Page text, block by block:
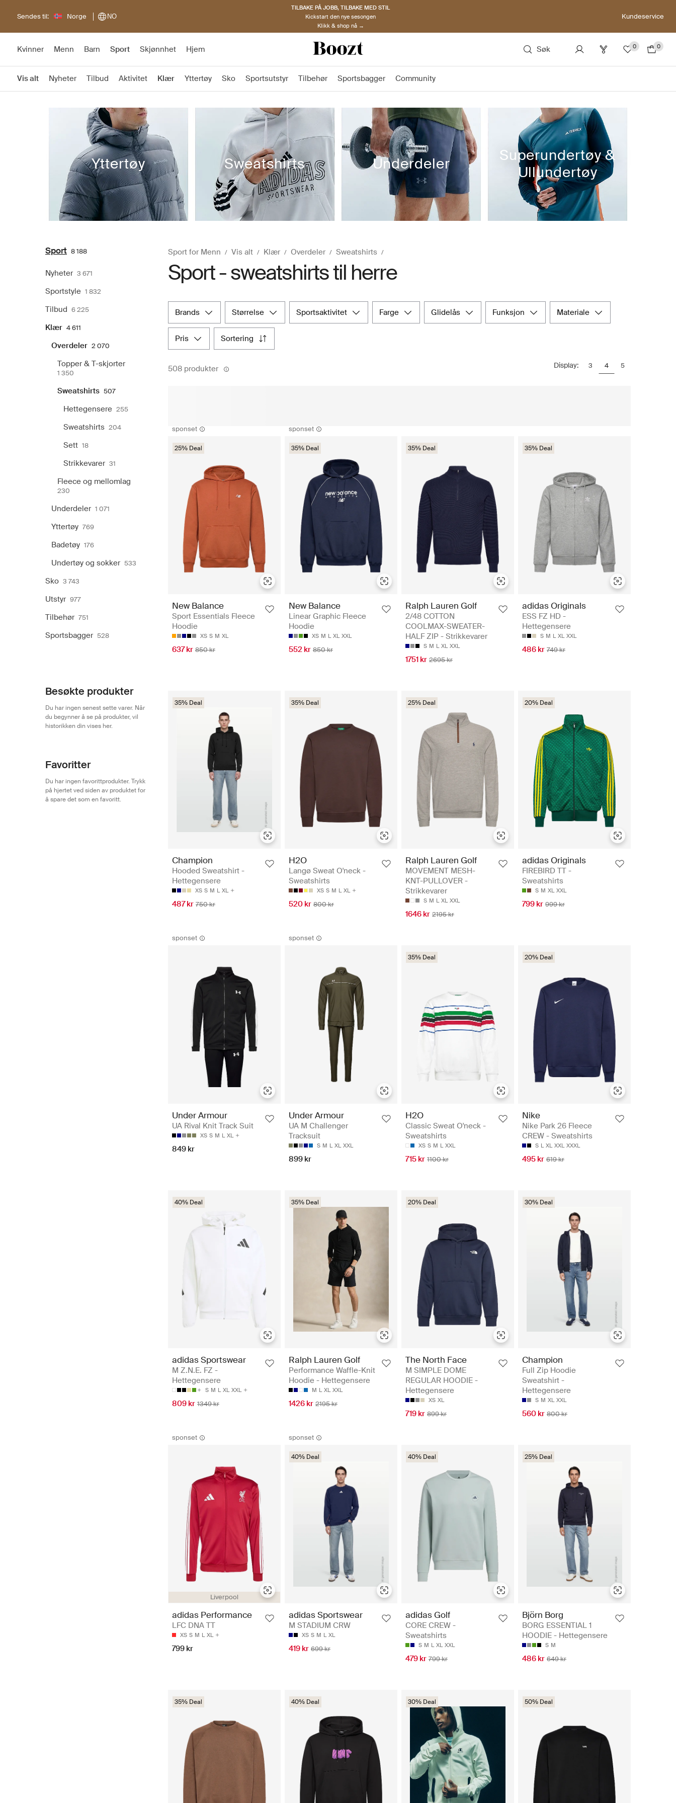
Sendes til: Norge NO
TILBAKE PÅ JOBB, TILBAKE MED STIL
Kickstart den nye sesongen
Klikk & shop nå →
Kundeservice
Kvinner Menn Barn Sport Skjønnhet Hjem Søk 0 0
Vis alt Nyheter Tilbud Aktivitet Klær Yttertøy Sko Sportsutstyr Tilbehør Sportsbagger Community
Yttertøy Sweatshirts Underdeler
Superundertøy &
Ullundertøy
Sport 8 188
Nyheter 3 671
Sportstyle 1 832
Tilbud 6 225
Klær 4 611
Overdeler 2 070
Topper & T-skjorter
1 350
Sweatshirts 507
Hettegensere 255
Sweatshirts 204
Sett 18
Strikkevarer 31
Fleece og mellomlag
230
Underdeler 1 071
Yttertøy 769
Badetøy 176
Undertøy og sokker 533
Sko 3 743
Utstyr 977
Tilbehør 751
Sportsbagger 528
Besøkte produkter
Du har ingen senest sette varer. Når
du begynner å se på produkter, vil
historikken din vises her.
Favoritter
Du har ingen favorittprodukter. Trykk
på hjertet ved siden av produktet for
å spare det som en favoritt.
Sport for Menn Vis alt Klær Overdeler Sweatshirts
Sport - sweatshirts til herre
brands størrelse sportsaktivitet farge glidelås funksjon materiale
pris sortering
508 produkter Display: 3 4 5
sponset
25% Deal
New Balance
Sport Essentials Fleece
Hoodie
XS S M XL
637 kr 850 kr
sponset
35% Deal
New Balance
Linear Graphic Fleece
Hoodie
XS M L XL XXL
552 kr 850 kr
35% Deal
Ralph Lauren Golf
2/48 COTTON
COOLMAX-SWEATER-
HALF ZIP - Strikkevarer
S M L XL XXL
1751 kr 2695 kr
35% Deal
adidas Originals
ESS FZ HD -
Hettegensere
S M L XL XXL
486 kr 749 kr
35% Deal
Champion
Hooded Sweatshirt -
Hettegensere
XS S M L XL
487 kr 750 kr
35% Deal
H2O
Langø Sweat O'neck -
Sweatshirts
XS S M L XL
520 kr 800 kr
25% Deal
Ralph Lauren Golf
MOVEMENT MESH-
KNT-PULLOVER -
Strikkevarer
S M L XL XXL
1646 kr 2195 kr
20% Deal
adidas Originals
FIREBIRD TT -
Sweatshirts
S M XL XXL
799 kr 999 kr
sponset
Under Armour
UA Rival Knit Track Suit
XS S M L XL
849 kr
sponset
Under Armour
UA M Challenger
Tracksuit
S M L XL XXL
899 kr
35% Deal
H2O
Classic Sweat O'neck -
Sweatshirts
XS S M L XXL
715 kr 1100 kr
20% Deal
Nike
Nike Park 26 Fleece
CREW - Sweatshirts
S L XL XXL XXXL
495 kr 619 kr
40% Deal
adidas Sportswear
M Z.N.E. FZ -
Hettegensere
S M L XL XXL
809 kr 1349 kr
35% Deal
Ralph Lauren Golf
Performance Waffle-Knit
Hoodie - Hettegensere
M L XL XXL
1426 kr 2195 kr
20% Deal
The North Face
M SIMPLE DOME
REGULAR HOODIE -
Hettegensere
XS XL
719 kr 899 kr
30% Deal
Champion
Full Zip Hoodie
Sweatshirt -
Hettegensere
S M XL XXL
560 kr 800 kr
sponset
Liverpool
adidas Performance
LFC DNA TT
XS S M L XL
799 kr
sponset
40% Deal
adidas Sportswear
M STADIUM CRW
XS S M L XL
419 kr 699 kr
40% Deal
adidas Golf
CORE CREW -
Sweatshirts
S M L XL XXL
479 kr 799 kr
25% Deal
Björn Borg
BORG ESSENTIAL 1
HOODIE - Hettegensere
S M
486 kr 649 kr
35% Deal 40% Deal 30% Deal 50% Deal